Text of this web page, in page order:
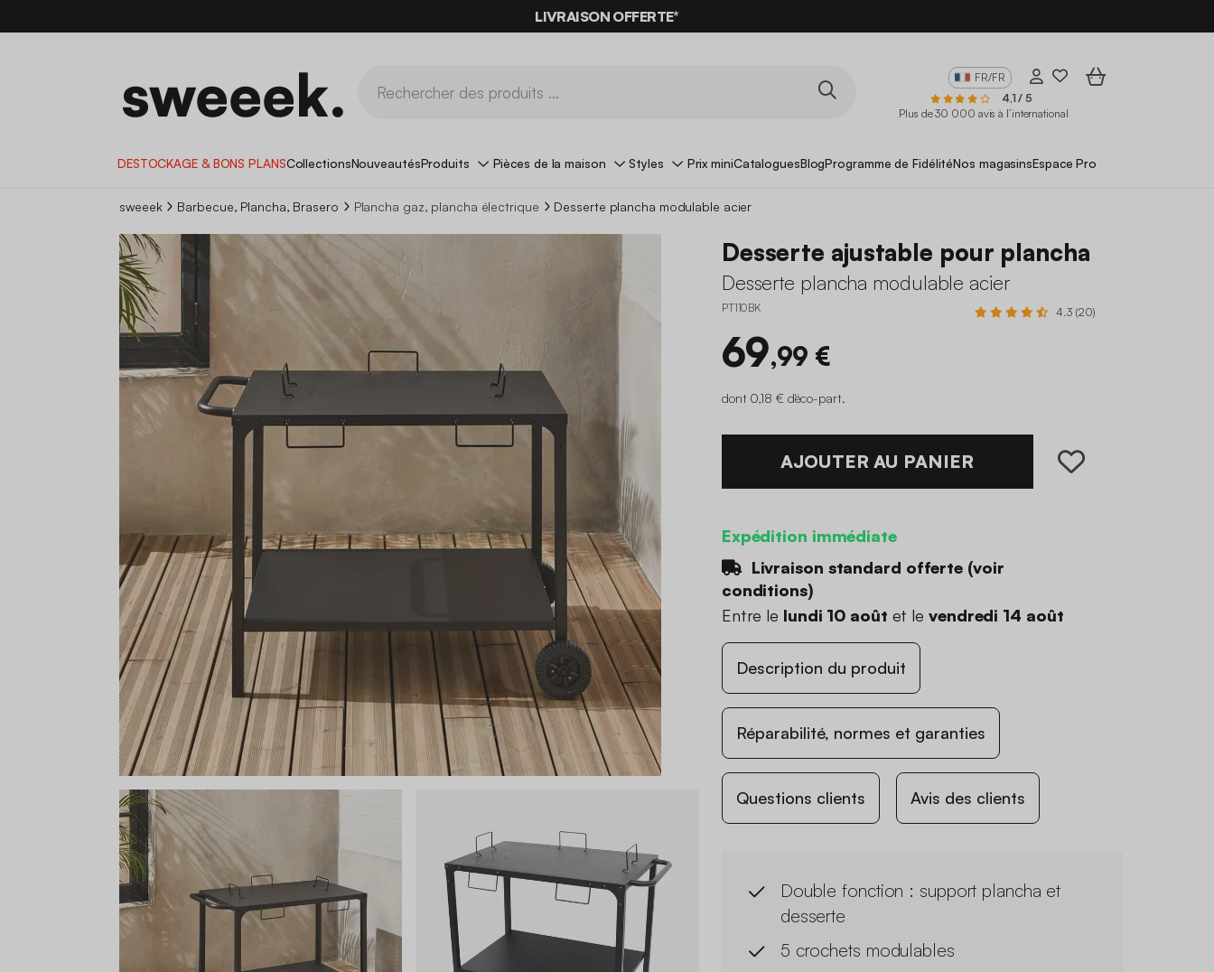
LIVRAISON OFFERTE*
FR/FR
4,1 / 5
Plus de 30 000 avis à l’international
DESTOCKAGE & BONS PLANSCollectionsNouveautésProduits Pièces de la maison Styles Prix miniCataloguesBlogProgramme de FidélitéNos magasinsEspace Pro
sweeek Barbecue, Plancha, Brasero Plancha gaz, plancha électrique Desserte plancha modulable acier
Desserte ajustable pour plancha
Desserte plancha modulable acier
PT110BK 4.3 (20)
69,99 €
dont 0,18 € d'éco-part.
AJOUTER AU PANIER
Expédition immédiate
Livraison standard offerte (voir
conditions)
Entre le lundi 10 août et le vendredi 14 août
Description du produit
Réparabilité, normes et garanties
Questions clients Avis des clients
Double fonction : support plancha et
desserte
5 crochets modulables